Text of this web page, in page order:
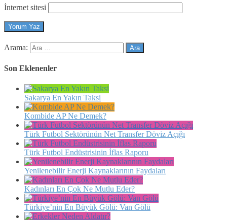
İnternet sitesi
Arama:
Son Eklenenler
Sakarya En Yakın Taksi
Kombide AP Ne Demek?
Türk Futbol Sektörünün Net Transfer Döviz Açığı
Türk Futbol Endüstrisinin İflas Raporu
Yenilenebilir Enerji Kaynaklarının Faydaları
Kadınları En Çok Ne Mutlu Eder?
Türkiye’nin En Büyük Gölü: Van Gölü